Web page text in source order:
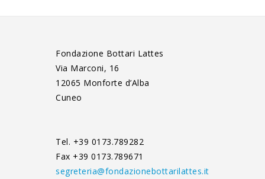
Fondazione Bottari Lattes
Via Marconi, 16
12065 Monforte d’Alba
Cuneo
Tel. +39 0173.789282
Fax +39 0173.789671
segreteria@fondazionebottarilattes.it